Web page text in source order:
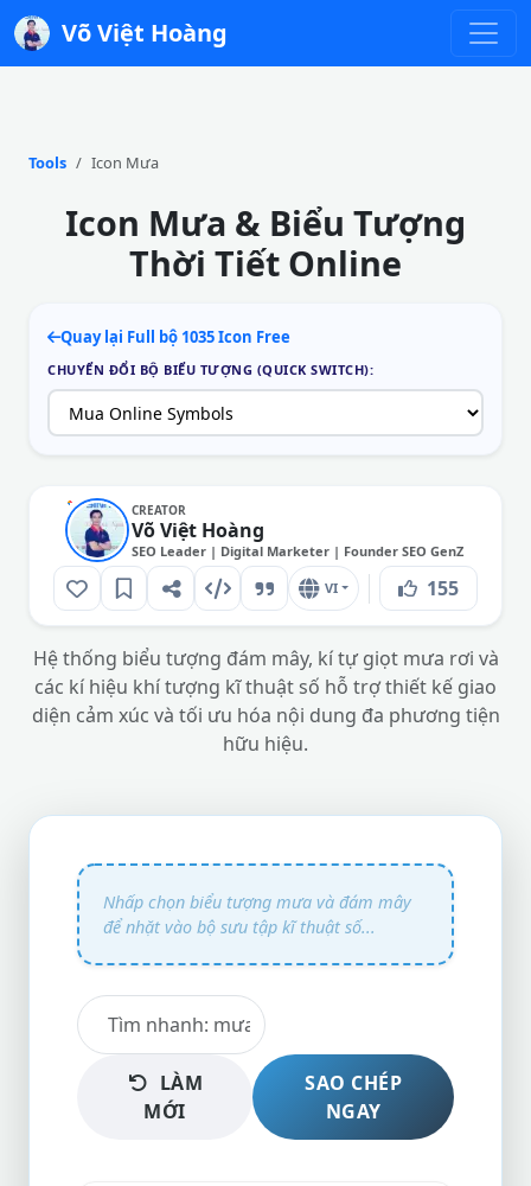
Võ Việt Hoàng
Tools Icon Mưa
Icon Mưa & Biểu Tượng
Thời Tiết Online
Quay lại Full bộ 1035 Icon Free
CHUYỂN ĐỔI BỘ BIỂU TƯỢNG (QUICK SWITCH):
CREATOR
Võ Việt Hoàng
SEO Leader | Digital Marketer | Founder SEO GenZ
VI 155
Hệ thống biểu tượng đám mây, kí tự giọt mưa rơi và
các kí hiệu khí tượng kĩ thuật số hỗ trợ thiết kế giao
diện cảm xúc và tối ưu hóa nội dung đa phương tiện
hữu hiệu.
LÀM
MỚI
SAO CHÉP
NGAY